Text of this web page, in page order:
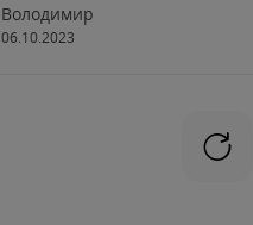
Володимир
06.10.2023